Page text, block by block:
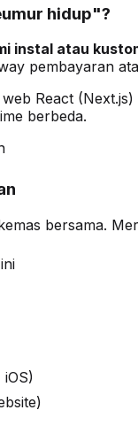
hidup"?
instal atau
pembayaran
web React
berbeda.
bersama.